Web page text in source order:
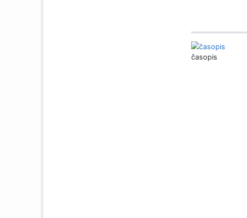
časopis